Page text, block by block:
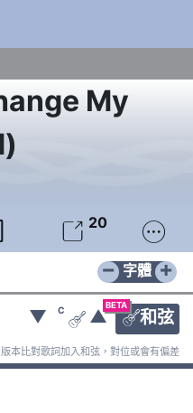
My
)
 20 
− +
字體
BETA
和弦
▼ C
 ▲
版本比對歌詞加入和弦，對位或會有偏差